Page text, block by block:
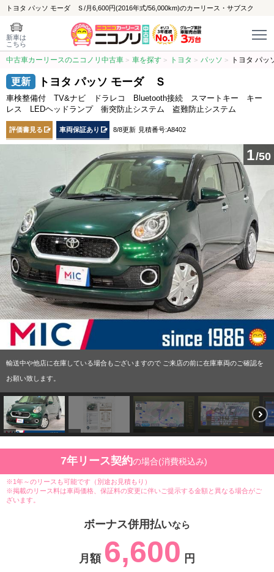
トヨタ パッソ モーダ Ｓ/月6,600円(2016年式/56,000km)のカーリース・サブスク
新車は
こちら
中古車カーリースのニコノリ中古車 車を探す トヨタ パッソ トヨタ パッ
トヨタ パッソ モーダ Ｓ
車検整備付 TV&ナビ ドラレコ Bluetooth接続 スマートキー キー
レス LEDヘッドランプ 衝突防止システム 盗難防止システム
評価書見る 車両保証あり 8/8更新 見積番号:A8402
1/50
輸送中や他店に在庫している場合もございますので ご来店の前に在庫車両のご確認を
お願い致します。
7年リース契約の場合(消費税込み)
※1年～のリースも可能です（別途お見積もり）
※掲載のリース料は車両価格、保証料の変更に伴いご提示する金額と異なる場合がご
ざいます。
ボーナス併用払いなら
月額 6,600 円